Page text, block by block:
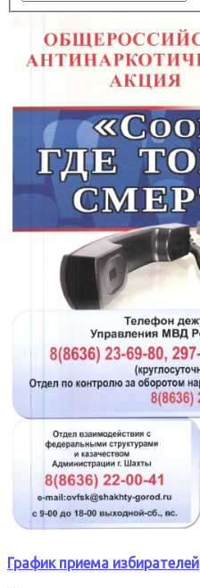
График приема избирателей